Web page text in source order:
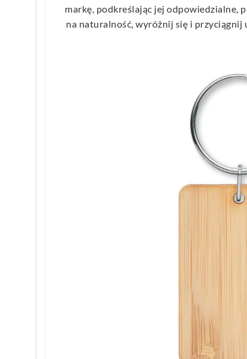
markę, podkreślając jej odpowiedzialne,
na naturalność, wyróżnij się i